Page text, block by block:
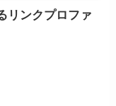
リンクプロファ